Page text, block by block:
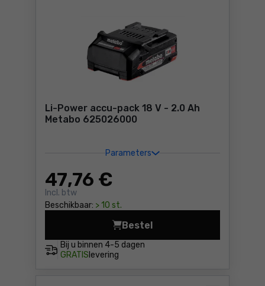
Li-Power accu-pack 18 V - 2.0 Ah
Metabo 625026000
Parameters
47,76 €
Incl. btw
Beschikbaar: > 10 st.
Bij u binnen 4-5 dagen
GRATIS levering
Bestel
Li-Power accu-pack 18 V -